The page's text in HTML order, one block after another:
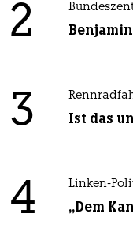
2
3 Ist das
4 Linken-
„Dem